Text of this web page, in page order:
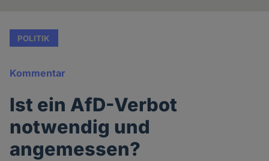
POLITIK
Kommentar
Ist ein AfD-Verbot
notwendig und
angemessen?